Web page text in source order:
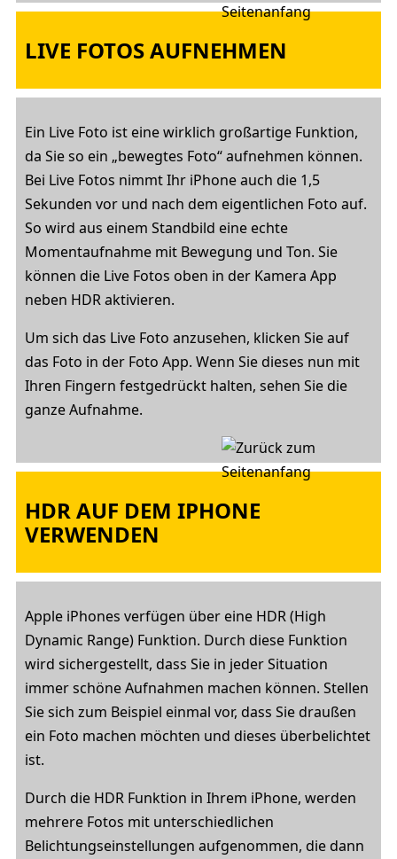
LIVE FOTOS AUFNEHMEN
Ein Live Foto ist eine wirklich großartige Funktion,
da Sie so ein „bewegtes Foto“ aufnehmen können.
Bei Live Fotos nimmt Ihr iPhone auch die 1,5
Sekunden vor und nach dem eigentlichen Foto auf.
So wird aus einem Standbild eine echte
Momentaufnahme mit Bewegung und Ton. Sie
können die Live Fotos oben in der Kamera App
neben HDR aktivieren.
Um sich das Live Foto anzusehen, klicken Sie auf
das Foto in der Foto App. Wenn Sie dieses nun mit
Ihren Fingern festgedrückt halten, sehen Sie die
ganze Aufnahme.
HDR AUF DEM IPHONE
VERWENDEN
Apple iPhones verfügen über eine HDR (High
Dynamic Range) Funktion. Durch diese Funktion
wird sichergestellt, dass Sie in jeder Situation
immer schöne Aufnahmen machen können. Stellen
Sie sich zum Beispiel einmal vor, dass Sie draußen
ein Foto machen möchten und dieses überbelichtet
ist.
Durch die HDR Funktion in Ihrem iPhone, werden
mehrere Fotos mit unterschiedlichen
Belichtungseinstellungen aufgenommen, die dann